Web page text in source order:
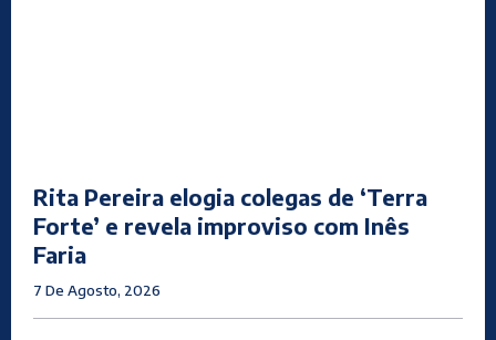
Rita Pereira elogia colegas de ‘Terra
Forte’ e revela improviso com Inês
Faria
7 De Agosto, 2026